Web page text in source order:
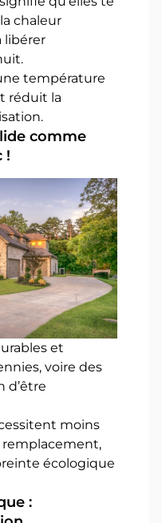
chaleur
libérer
température
réduit la
comme
!
et
voire des
d’être
moins
remplacement,
écologique
: